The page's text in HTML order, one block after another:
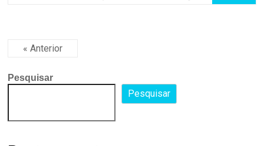
« Anterior
Pesquisar
Pesquisar